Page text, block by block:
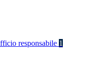
responsabile 1